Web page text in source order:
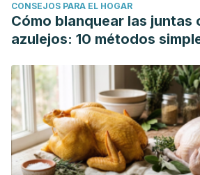
Kim, C. D. (2009). The mechanism of
induced by Schisandra chinensis
aorta. Journal of Ethnopharmacology,
https://doi.org/10.1016/
Park JY, Kim KH. A randomized,
controlled trial of Schisandra
symptoms. Climacteric. 2016
10.1080/13697137.2016.1238453.
27763802.
CONSEJOS PARA EL HOGAR
Cómo blanquear las juntas
azulejos: 10 métodos